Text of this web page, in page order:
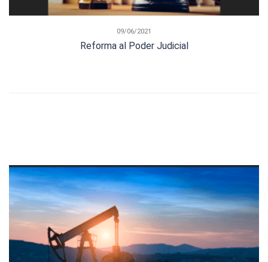
09/06/2021
Reforma al Poder Judicial